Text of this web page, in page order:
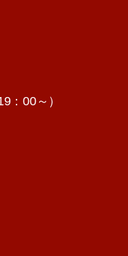
：00～）